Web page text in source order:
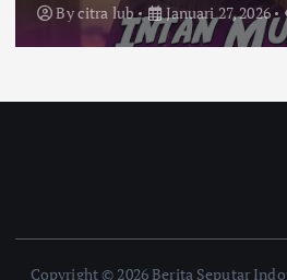
Bycitra lub Januari 27, 2026
Copyright © 2026 Berita Seputar